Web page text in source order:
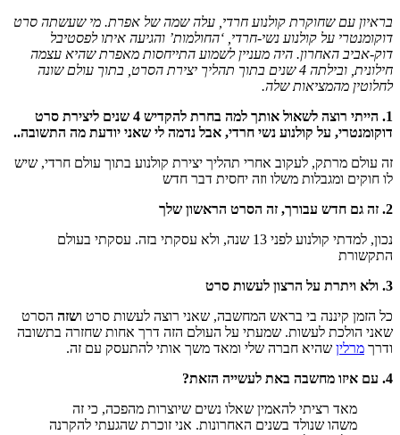
בראיון עם שחוקרת קולנוע חרדי, עלה שמה של אפרת. מי שעשתה סרט
דוקומנטרי על קולנוע נשי-חרדי, ‘החולמות’ והגיעה איתו לפסטיבל
דוק-אביב האחרון. היה מעניין לשמוע התייחסות מאפרת שהיא עצמה
חילונית, ובילתה 4 שנים בתוך תהליך יצירת הסרט, בתוך עולם שונה
לחלוטין מהמציאות שלה.
1. הייתי רוצה לשאול אותך למה בחרת להקדיש 4 שנים ליצירת סרט
דוקומנטרי, על קולנוע נשי חרדי, אבל נדמה לי שאני יודעת מה התשובה..
זה עולם מרתק, לעקוב אחרי תהליך יצירת קולנוע בתוך עולם חרדי, שיש
לו חוקים ומגבלות משלו וזה יחסית דבר חדש
2. זה גם חדש עבורך, זה הסרט הראשון שלך
נכון, למדתי קולנוע לפני 13 שנה, ולא עסקתי בזה. עסקתי בעולם
התקשורת
3. ולא ויתרת על הרצון לעשות סרט
כל הזמן קיננה בי בראש המחשבה, שאני רוצה לעשות סרט ושזה הסרט
שאני הולכת לעשות. שמעתי על העולם הזה דרך אחות שחזרה בתשובה
ודרך מרלין שהיא חברה שלי ומאד משך אותי להתעסק עם זה.
4. עם איזו מחשבה באת לעשייה הזאת?
מאד רציתי להאמין שאלו נשים שיוצרות מהפכה, כי זה
משהו שנולד בשנים האחרונות. אני זוכרת שהגעתי להקרנה